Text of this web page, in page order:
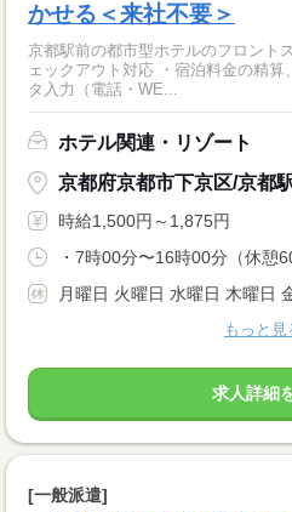
かせる＜来社不要＞
京都駅前の都市型ホテルのフロントスタッフ。 ・チ
ェックアウト対応 ・宿泊料金の精
タ入力（電話・WE...
ホテル関連・リゾート
京都府京都市下京区/京都
時給1,500円～1,875円
・7時00分〜16時00分（休憩
月曜日 火曜日 水曜日 木曜日
もっと見
求人詳細
[一般派遣]